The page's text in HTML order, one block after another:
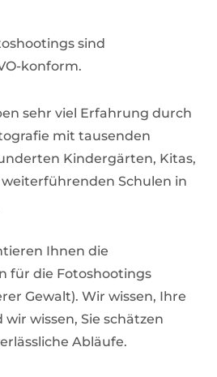
sind
konform.
sehr viel Erfahrung durch
mit tausenden
Kindergärten, Kitas,
Schulen in
Ihnen die
für die Fotoshootings
Gewalt). Wir wissen, Ihre
wissen, Sie schätzen
Abläufe.